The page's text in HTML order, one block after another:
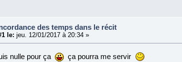
des temps dans le récit
le: jeu. 12/01/2017 à 20:34 »
nulle pour ça ça pourra me servir